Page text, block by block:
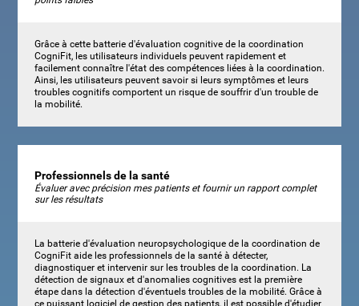
Grâce à cette batterie d'évaluation cognitive de la coordination
CogniFit, les utilisateurs individuels peuvent rapidement et
facilement connaître l'état des compétences liées à la coordination.
Ainsi, les utilisateurs peuvent savoir si leurs symptômes et leurs
troubles cognitifs comportent un risque de souffrir d'un trouble de
la mobilité.
Professionnels de la santé
Évaluer avec précision mes patients et fournir un rapport complet
sur les résultats
La batterie d'évaluation neuropsychologique de la coordination de
CogniFit aide les professionnels de la santé à détecter,
diagnostiquer et intervenir sur les troubles de la coordination. La
détection de signaux et d'anomalies cognitives est la première
étape dans la détection d'éventuels troubles de la mobilité. Grâce à
ce puissant logiciel de gestion des patients, il est possible d'étudier